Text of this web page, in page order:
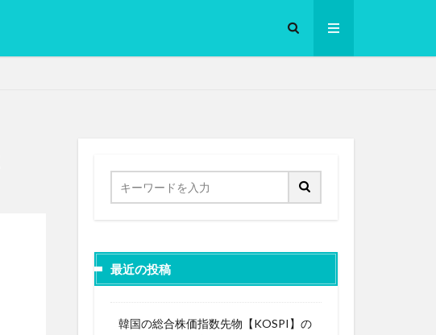
最近の投稿
韓国の総合株価指数先物【KOSPI】の